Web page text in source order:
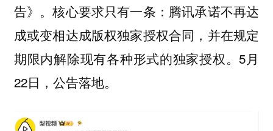
告》。核心要求只有一条：腾讯承诺不再达
成或变相达成版权独家授权合同，并在规定
期限内解除现有各种形式的独家授权。5月
22日，公告落地。